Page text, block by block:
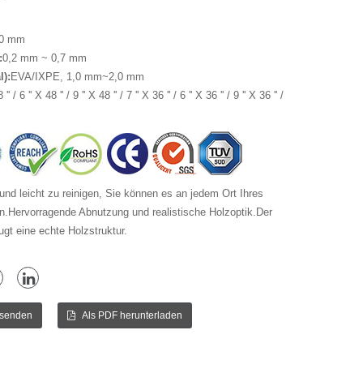
mm
:0,2 mm ~ 0,7 mm
): EVA/IXPE, 1,0 mm~2,0 mm
'' / 6 '' X 48 '' / 9 '' X 48 '' / 7 '' X 36 '' / 6 '' X 36 '' / 9 '' X 36 '' /
leicht zu reinigen, Sie können es an jedem Ort Ihres
Abnutzung und realistische Holzoptik.Der
eine echte Holzstruktur.
Als PDF herunterladen